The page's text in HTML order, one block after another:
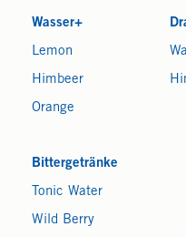
Wasser+
Lemon
Himbeer
Orange
Bittergetränke
Tonic Water
Wild Berry